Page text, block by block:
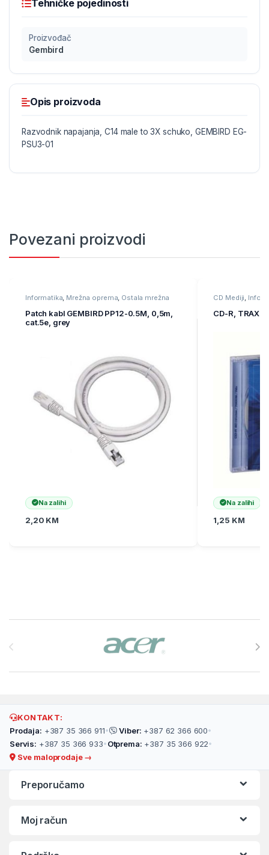
Tehničke pojedinosti
Proizvođač
Gembird
Opis proizvoda
Razvodnik napajanja, C14 male to 3X schuko, GEMBIRD EG-
PSU3-01
Povezani proizvodi
Informatika, Mrežna oprema, Ostala mrežna
Patch kabl GEMBIRD PP12-0.5M, 0,5m,
cat.5e, grey
Na zalihi
2,20 KM
CD Mediji,
CD-R,
Na zalihi
1,25 KM
KONTAKT:
Prodaja: +387 35 366 911• Viber: +387 62 366 600•
Servis: +387 35 366 933• Otprema: +387 35 366 922•
Sve maloprodaje →
Preporučamo
Moj račun